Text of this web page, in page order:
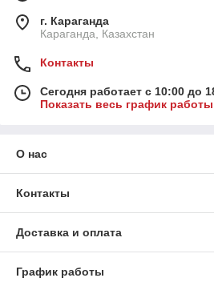
г. Караганда
Караганда, Казахстан
Контакты
Сегодня работает с 10:00 до
Показать весь график работы
О нас
Контакты
Доставка и оплата
График работы